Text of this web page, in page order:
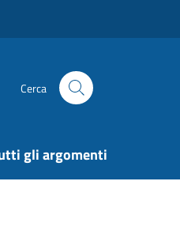
Cerca
gli argomenti